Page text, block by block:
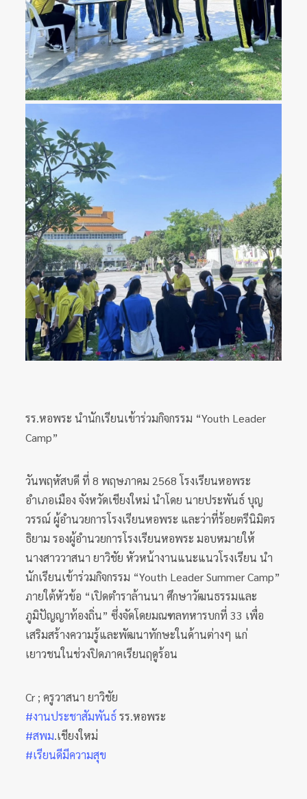
รร.หอพระ นำนักเรียนเข้าร่วมกิจกรรม “Youth Leader
Camp”
วันพฤหัสบดี ที่ 8 พฤษภาคม 2568 โรงเรียนหอพระ
อำเภอเมือง จังหวัดเชียงใหม่ นำโดย นายประพันธ์ บุญ
วรรณ์ ผู้อำนวยการโรงเรียนหอพระ และว่าที่ร้อยตรีนิมิตร
ธิยาม รองผู้อำนวยการโรงเรียนหอพระ มอบหมายให้
นางสาววาสนา ยาวิชัย หัวหน้างานแนะแนวโรงเรียน นำ
นักเรียนเข้าร่วมกิจกรรม “Youth Leader Summer Camp”
ภายใต้หัวข้อ “เปิดตำราล้านนา ศึกษาวัฒนธรรมและ
ภูมิปัญญาท้องถิ่น” ซึ่งจัดโดยมณฑลทหารบกที่ 33 เพื่อ
เสริมสร้างความรู้และพัฒนาทักษะในด้านต่างๆ แก่
เยาวชนในช่วงปิดภาคเรียนฤดูร้อน
Cr ; ครูวาสนา ยาวิชัย
#งานประชาสัมพันธ์รร.หอพระ
#สพม.เชียงใหม่
#เรียนดีมีความสุข